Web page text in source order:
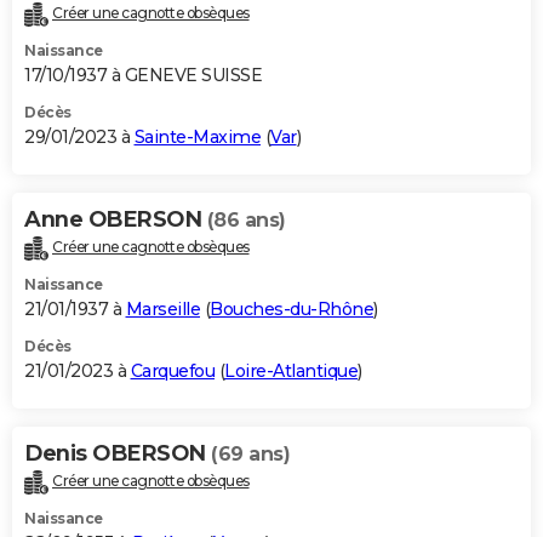
Créer une cagnotte obsèques
Naissance
17/10/1937 à GENEVE SUISSE
Décès
29/01/2023 à Sainte-Maxime (Var)
Anne OBERSON (86 ans)
Créer une cagnotte obsèques
Naissance
21/01/1937 à Marseille (Bouches-du-Rhône)
Décès
21/01/2023 à Carquefou (Loire-Atlantique)
Denis OBERSON (69 ans)
Créer une cagnotte obsèques
Naissance